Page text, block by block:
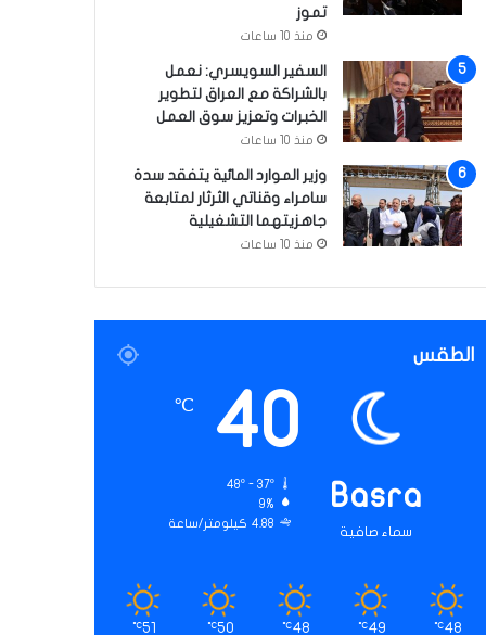
تموز
منذ 10 ساعات
السفير السويسري: نعمل
بالشراكة مع العراق لتطوير
الخبرات وتعزيز سوق العمل
منذ 10 ساعات
وزير الموارد المائية يتفقد سدة
سامراء وقناتي الثرثار لمتابعة
جاهزيتهما التشغيلية
منذ 10 ساعات
الطقس
Basra
سماء صافية
40
℃
48º - 37º
9%
4.88 كيلومتر/ساعة
48
℃
49
℃
48
℃
50
℃
51
℃